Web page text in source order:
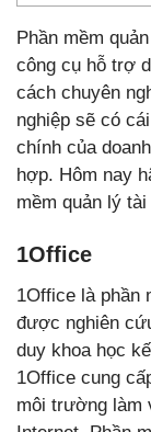
Phần mềm
công cụ hỗ trợ
cách chuyên
nghiệp sẽ có
chính của
hợp. Hôm nay
mềm quản lý
1Office
1Office là phần
được nghiên
duy khoa học
1Office cung
môi trường làm